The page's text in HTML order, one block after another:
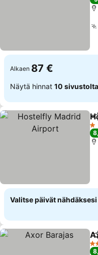
Alkaen 87 €
Näytä hinnat 10 sivustolta
1
Valitse päivät
4